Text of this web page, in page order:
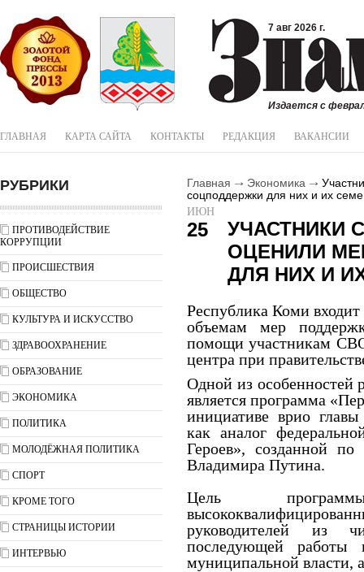
7 авг 2026 г.
Издается с
ГЛАВНАЯ КАРТА САЙТА КОНТАКТЫ РЕДАКЦИЯ ВАКАНСИИ
РУБРИКИ
ПРОТИВОДЕЙСТВИЕ
КОРРУПЦИИ
ПРОИСШЕСТВИЯ
ОБЩЕСТВО
КУЛЬТУРА И ИСКУССТВО
ЗДРАВООХРАНЕНИЕ
ОБРАЗОВАНИЕ
ЭКОНОМИКА
ПОЛИТИКА
МОЛОДЁЖНАЯ ПОЛИТИКА
СПОРТ
КРОМЕ ТОГО
СТРАНИЦЫ ИСТОРИИ
ИНТЕРВЬЮ
Главная Экономика
соцподдержки для них и их
ИЮН
25
УЧАСТНИКИ
ОЦЕНИЛИ
ДЛЯ НИХ И
Республика Коми входит
объемам мер
помощи участникам
центра при
Одной из особенностей
является программа
инициативе врио
как аналог
Героев», созданной
Владимира Путина.
Цель
руководителей из
последующей работы
муниципальной власти,